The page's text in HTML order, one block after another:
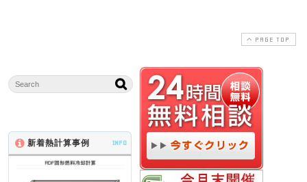
PAGE TOP
新着熱計算事例 INFO